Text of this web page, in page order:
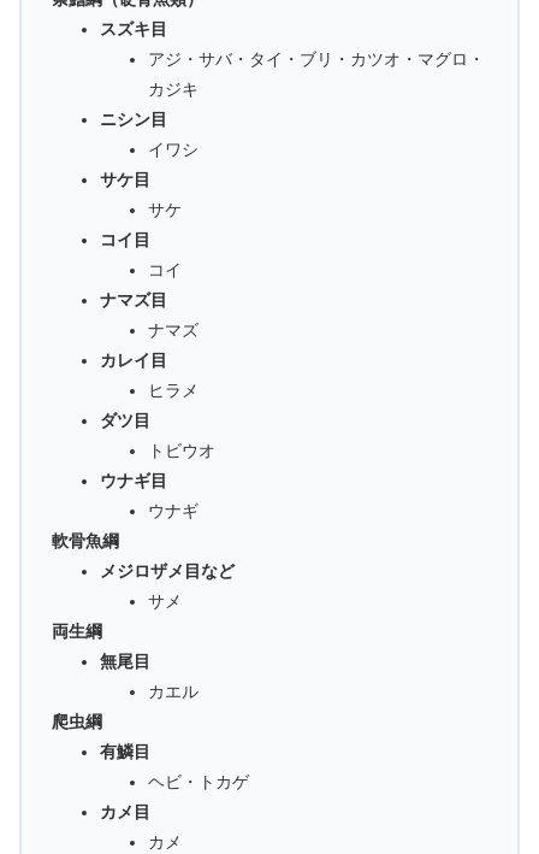
スズキ目
アジ・サバ・タイ・ブリ・カツオ・マグロ・
カジキ
ニシン目
イワシ
サケ目
サケ
コイ目
コイ
ナマズ目
ナマズ
カレイ目
ヒラメ
ダツ目
トビウオ
ウナギ目
ウナギ
軟骨魚綱
メジロザメ目など
サメ
両生綱
無尾目
カエル
爬虫綱
有鱗目
ヘビ・トカゲ
カメ目
カメ